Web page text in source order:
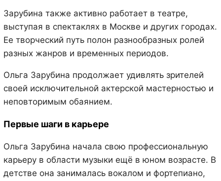
Зарубина также активно работает в театре,
выступая в спектаклях в Москве и других городах.
Ее творческий путь полон разнообразных ролей
разных жанров и временных периодов.
Ольга Зарубина продолжает удивлять зрителей
своей исключительной актерской мастерностью и
неповторимым обаянием.
Первые шаги в карьере
Ольга Зарубина начала свою профессиональную
карьеру в области музыки ещё в юном возрасте. В
детстве она занималась вокалом и фортепиано,